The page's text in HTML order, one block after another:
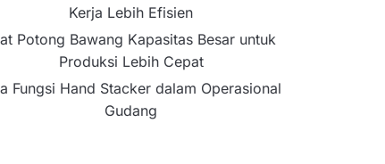
Kerja Lebih Efisien
Potong Bawang Kapasitas Besar untuk
Produksi Lebih Cepat
Fungsi Hand Stacker dalam Operasional
Gudang